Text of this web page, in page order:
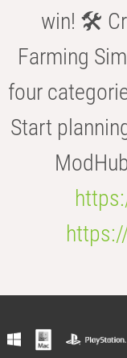
win! 🛠️
Farming
four
Start